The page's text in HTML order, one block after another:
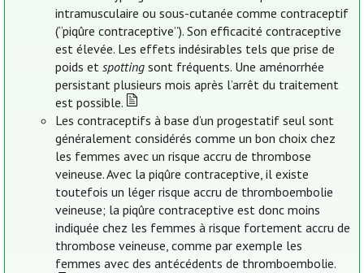
intramusculaire ou sous-cutanée comme contraceptif
(“piqûre contraceptive”). Son efficacité contraceptive
est élevée. Les effets indésirables tels que prise de
poids etspotting sont fréquents. Une aménorrhée
persistant plusieurs mois après l’arrêt du traitement
est possible.
Les contraceptifs à base d’un progestatif seul sont
généralement considérés comme un bon choix chez
les femmes avec un risque accru de thrombose
veineuse. Avec la piqûre contraceptive, il existe
toutefois un léger risque accru de thromboembolie
veineuse; la piqûre contraceptive est donc moins
indiquée chez les femmes à risque fortement accru de
thrombose veineuse, comme par exemple les
femmes avec des antécédents de thromboembolie.